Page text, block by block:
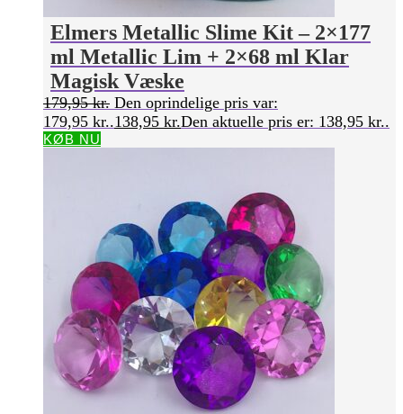
Elmers Metallic Slime Kit – 2×177
ml Metallic Lim + 2×68 ml Klar
Magisk Væske
179,95kr. Den oprindelige pris var:
179,95 kr..138,95 kr.Den aktuelle pris er: 138,95 kr..
KØB NU